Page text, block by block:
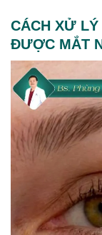
CÁCH XỬ
ĐƯỢC MẮT